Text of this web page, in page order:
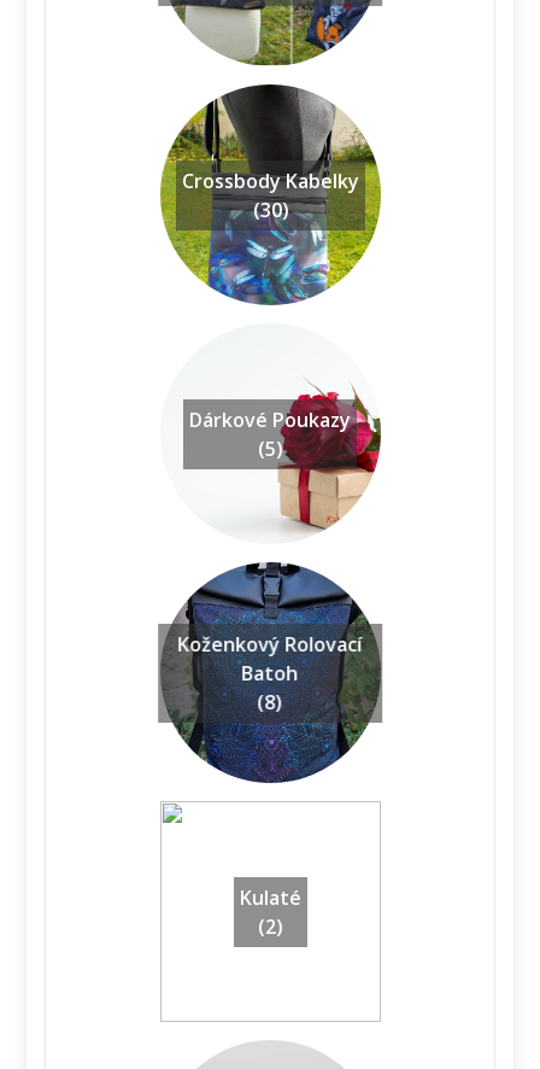
Crossbody Kabelky
(30)
Dárkové Poukazy
(5)
Koženkový Rolovací
Batoh
(8)
Kulaté
(2)